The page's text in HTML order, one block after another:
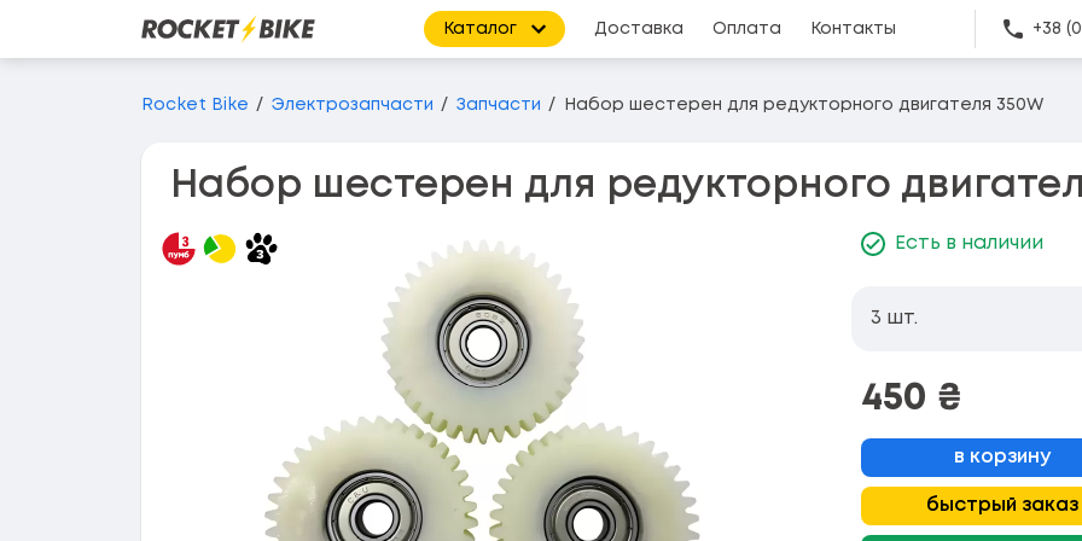
Каталог Доставка Оплата Контакты +38
Перейти до основного вмісту
Rocket Bike Электрозапчасти Запчасти Набор шестерен для редукторного двигателя 350W
Набор шестерен для редукторного
Есть в наличии
3 шт.
450 ₴
в корзину
быстрый заказ